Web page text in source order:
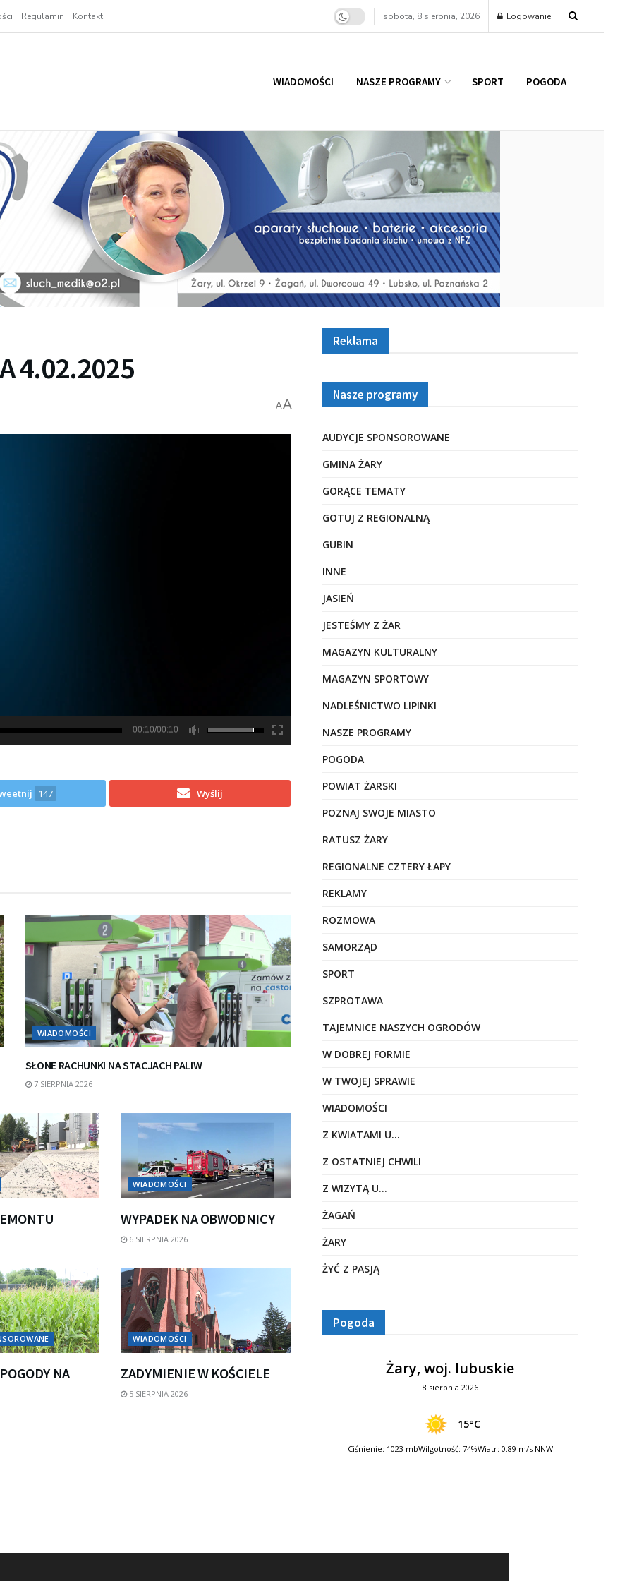
Regulamin Kontakt sobota, 8 sierpnia, 2026 Logowanie
WIADOMOŚCI NASZE PROGRAMY SPORT POGODA
4.02.2025
AA
00:10/00:10
147 Wyślij
WIADOMOŚCI
SŁONE RACHUNKI NA STACJACH PALIW
7 SIERPNIA 2026
WIADOMOŚCI
WYPADEK NA OBWODNICY
6 SIERPNIA 2026
NA
WIADOMOŚCI
ZADYMIENIE W KOŚCIELE
5 SIERPNIA 2026
Reklama
Nasze programy
AUDYCJE SPONSOROWANE
GMINA ŻARY
GORĄCE TEMATY
GOTUJ Z REGIONALNĄ
GUBIN
INNE
JASIEŃ
JESTEŚMY Z ŻAR
MAGAZYN KULTURALNY
MAGAZYN SPORTOWY
NADLEŚNICTWO LIPINKI
NASZE PROGRAMY
POGODA
POWIAT ŻARSKI
POZNAJ SWOJE MIASTO
RATUSZ ŻARY
REGIONALNE CZTERY ŁAPY
REKLAMY
ROZMOWA
SAMORZĄD
SPORT
SZPROTAWA
TAJEMNICE NASZYCH OGRODÓW
W DOBREJ FORMIE
W TWOJEJ SPRAWIE
WIADOMOŚCI
Z KWIATAMI U…
Z OSTATNIEJ CHWILI
Z WIZYTĄ U…
ŻAGAŃ
ŻARY
ŻYĆ Z PASJĄ
Pogoda
Żary, woj. lubuskie
8 sierpnia 2026
15°C
Ciśnienie: 1023 mbWilgotność: 74%Wiatr: 0.89 m/s NNW